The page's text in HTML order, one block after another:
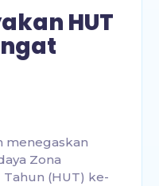
HUT
menegaskan
Zona
(HUT) ke-